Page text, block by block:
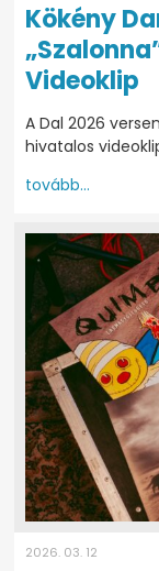
Kökény
Videoklip
A Dal 2026
hivatalos
tovább...
2026. 03. 12